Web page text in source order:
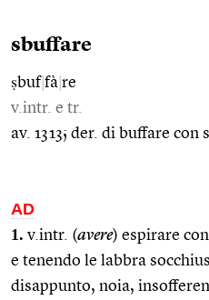
sbuffare
ṣbuf|fà re
v.intr. e tr.
av. 1313; der. di buffare con
AD
1. v.intr. (avere) espirare
e tenendo le labbra
disappunto, noia,